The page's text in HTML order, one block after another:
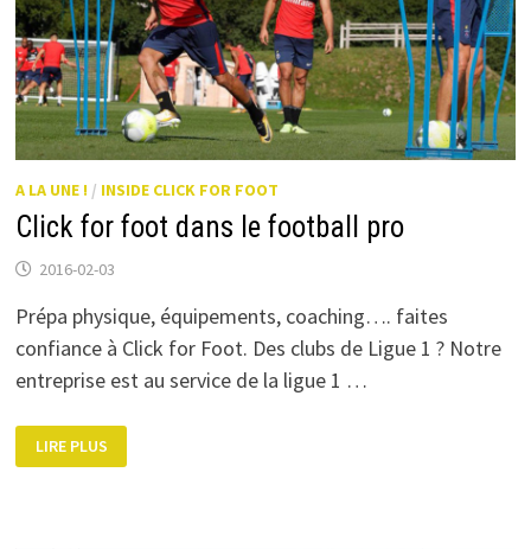
A LA UNE ! / INSIDE CLICK FOR FOOT
Click for foot dans le football pro
2016-02-03
Prépa physique, équipements, coaching…. faites
confiance à Click for Foot. Des clubs de Ligue 1 ? Notre
entreprise est au service de la ligue 1 …
FOR
FOOT
LIRE PLUS